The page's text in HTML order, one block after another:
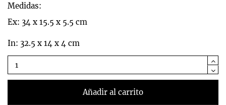
Medidas:
Ex: 34 x 15.5 x 5.5 cm
In: 32.5 x 14 x 4 cm
Añadir al carrito